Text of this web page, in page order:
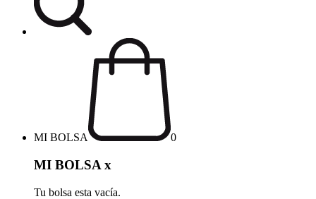
MI BOLSA 0
MI BOLSA x
Tu bolsa esta vacía.